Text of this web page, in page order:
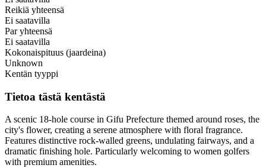
Reikiä yhteensä
Ei saatavilla
Par yhteensä
Ei saatavilla
Kokonaispituus (jaardeina)
Unknown
Kentän tyyppi
Tietoa tästä kentästä
A scenic 18-hole course in Gifu Prefecture themed around roses, the
city's flower, creating a serene atmosphere with floral fragrance.
Features distinctive rock-walled greens, undulating fairways, and a
dramatic finishing hole. Particularly welcoming to women golfers
with premium amenities.